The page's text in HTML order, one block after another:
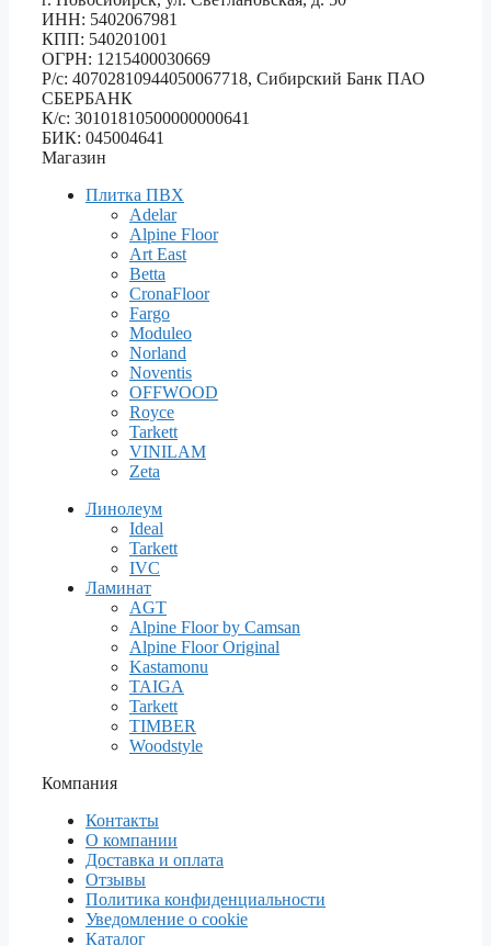
ИНН: 5402067981
КПП: 540201001
ОГРН: 1215400030669
Р/с: 40702810944050067718, Сибирский Банк ПАО
СБЕРБАНК
К/с: 30101810500000000641
БИК: 045004641
Магазин
Плитка ПВХ
Adelar
Alpine Floor
Art East
Betta
CronaFloor
Fargo
Moduleo
Norland
Noventis
OFFWOOD
Royce
Tarkett
VINILAM
Zeta
Линолеум
Ideal
Tarkett
IVC
Ламинат
AGT
Alpine Floor by Camsan
Alpine Floor Original
Kastamonu
TAIGA
Tarkett
TIMBER
Woodstyle
Компания
Контакты
О компании
Доставка и оплата
Отзывы
Политика конфиденциальности
Уведомление о cookie
Каталог